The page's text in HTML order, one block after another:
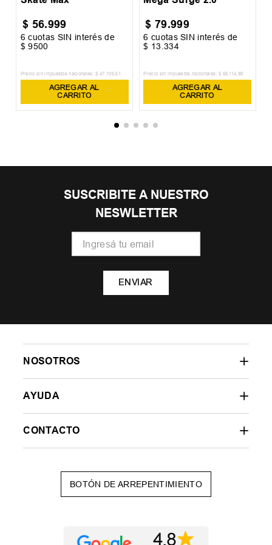
$ 56.999
6 cuotas SIN interés de
$ 9500
Precio sin impuestos nacionales: $ 47 106,61
AGREGAR AL
CARRITO
$ 79.999
6 cuotas SIN interés de
$ 13 334
Precio sin impuestos nacionales: $ 66 114 88
AGREGAR AL
CARRITO
SUSCRIBITE A NUESTRO
NESWLETTER
ENVIAR
NOSOTROS
AYUDA
CONTACTO
BOTÓN DE ARREPENTIMIENTO